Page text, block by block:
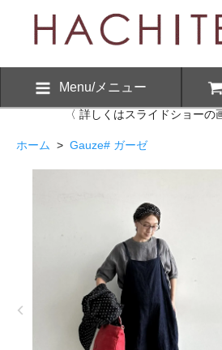
Menu/メニュー
〈 詳しくはスライドショーの
ホーム > Gauze# ガーゼ